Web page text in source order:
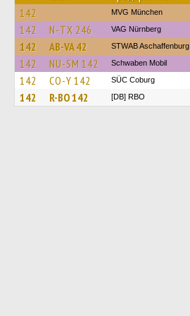
142 MVG München
142 N-TX 246 VAG Nürnberg
142 AB-VA 42 STWAB Aschaffenburg
142 NU-SM 142 Schwaben Mobil
142 CO-Y 142 SÜC Coburg
142 R-BO 142 [DB] RBO